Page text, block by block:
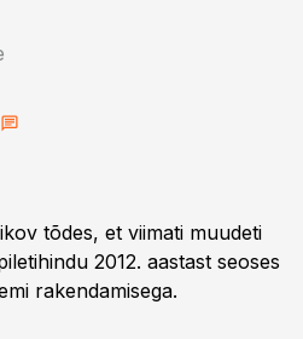
tõdes, et viimati muudeti
2012. aastast seoses
rakendamisega.